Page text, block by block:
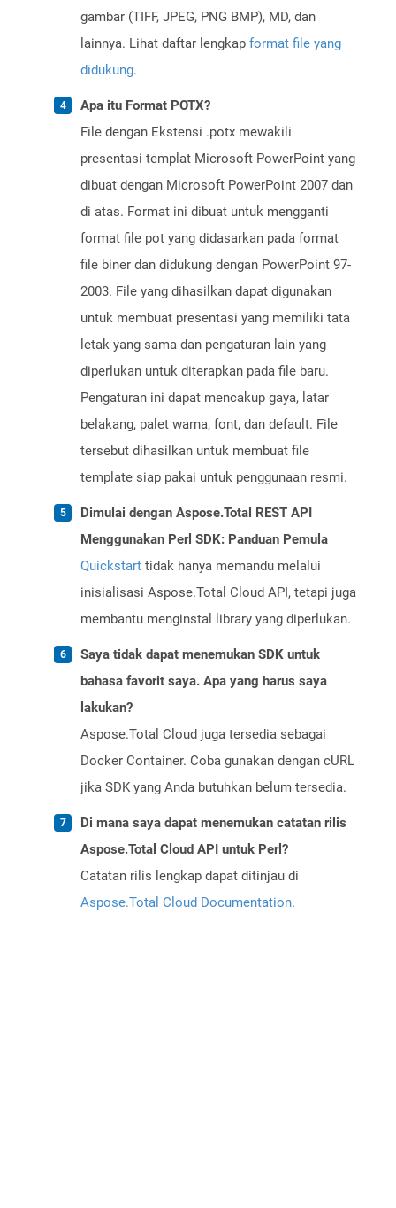
gambar (TIFF, JPEG, PNG BMP), MD, dan
lainnya. Lihat daftar lengkap format file yang
didukung.
Apa itu Format POTX?
File dengan Ekstensi .potx mewakili
presentasi templat Microsoft PowerPoint yang
dibuat dengan Microsoft PowerPoint 2007 dan
di atas. Format ini dibuat untuk mengganti
format file pot yang didasarkan pada format
file biner dan didukung dengan PowerPoint 97-
2003. File yang dihasilkan dapat digunakan
untuk membuat presentasi yang memiliki tata
letak yang sama dan pengaturan lain yang
diperlukan untuk diterapkan pada file baru.
Pengaturan ini dapat mencakup gaya, latar
belakang, palet warna, font, dan default. File
tersebut dihasilkan untuk membuat file
template siap pakai untuk penggunaan resmi.
Dimulai dengan Aspose.Total REST API
Menggunakan Perl SDK: Panduan Pemula
Quickstart tidak hanya memandu melalui
inisialisasi Aspose.Total Cloud API, tetapi juga
membantu menginstal library yang diperlukan.
Saya tidak dapat menemukan SDK untuk
bahasa favorit saya. Apa yang harus saya
lakukan?
Aspose.Total Cloud juga tersedia sebagai
Docker Container. Coba gunakan dengan cURL
jika SDK yang Anda butuhkan belum tersedia.
Di mana saya dapat menemukan catatan rilis
Aspose.Total Cloud API untuk Perl?
Catatan rilis lengkap dapat ditinjau di
Aspose.Total Cloud Documentation.